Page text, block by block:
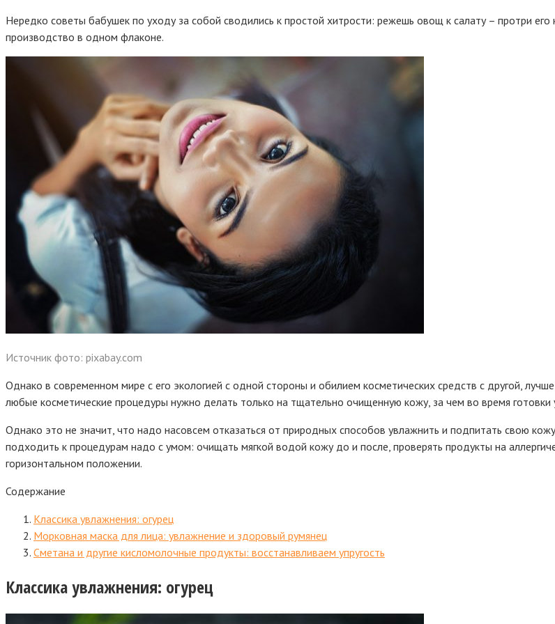
Нередко советы бабушек по уходу за собой сводились к простой хитрости: режешь овощ к салату – протри
производство в одном флаконе.
Источник фото: pixabay.com
Однако в современном мире с его экологией с одной стороны и обилием косметических средств с другой,
любые косметические процедуры нужно делать только на тщательно очищенную кожу, за чем во время готовки
Однако это не значит, что надо насовсем отказаться от природных способов увлажнить и подпитать свою
подходить к процедурам надо с умом: очищать мягкой водой кожу до и после, проверять продукты на
горизонтальном положении.
Содержание
Классика увлажнения: огурец
Морковная маска для лица: увлажнение и здоровый румянец
Сметана и другие кисломолочные продукты: восстанавливаем упругость
Классика увлажнения: огурец